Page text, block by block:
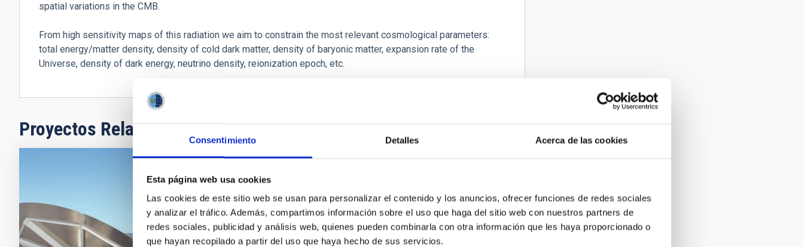
Consentimiento Detalles Acerca de las cookies
Esta página web usa cookies
Las cookies de este sitio web se usan para personalizar el contenido y los anuncios, ofrecer funciones de redes sociales
y analizar el tráfico. Además, compartimos información sobre el uso que haga del sitio web con nuestros partners de
redes sociales, publicidad y análisis web, quienes pueden combinarla con otra información que les haya proporcionado o
que hayan recopilado a partir del uso que haya hecho de sus servicios.
spatial variations in the CMB.
From high sensitivity maps of this radiation we aim to constrain the most relevant cosmological parameters:
total energy/matter density, density of cold dark matter, density of baryonic matter, expansion rate of the
Universe, density of dark energy, neutrino density, reionization epoch, etc.
Proyectos Relacionados
Polarímetro CMB
Polarímetro para el Fondo Cósmico de Microondas
Rafael Rebolo López